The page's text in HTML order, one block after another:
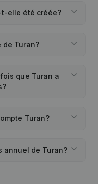
elle été créée?
de Turan?
que Turan a
Turan?
annuel de Turan?